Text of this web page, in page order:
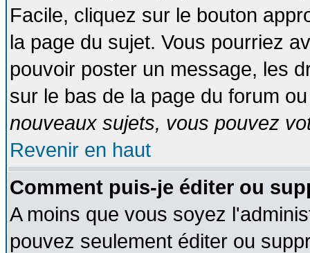
Facile, cliquez sur le bouton
la page du sujet. Vous pourriez
pouvoir poster un message, les
sur le bas de la page du forum
nouveaux sujets, vous pouvez
Revenir en haut
Comment puis-je éditer ou
A moins que vous soyez
pouvez seulement éditer ou